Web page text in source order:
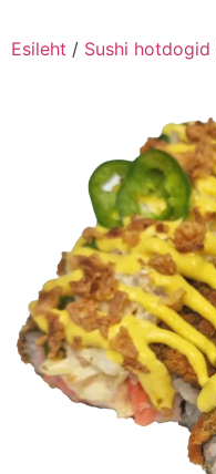
Esileht / Sushi hotdogid